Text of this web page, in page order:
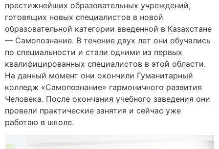
престижнейших образовательных учреждений,
готовящих новых специалистов в новой
образовательной категории введенной в Казахстане
— Самопознание. В течение двух лет они обучались
по специальности и стали одними из первых
квалифицированных специалистов в этой области.
На данный момент они окончили Гуманитарный
колледж «Самопознание» гармоничного развития
Человека. После окончания учебного заведения они
провели практические занятия и сейчас уже
работаю в школе.